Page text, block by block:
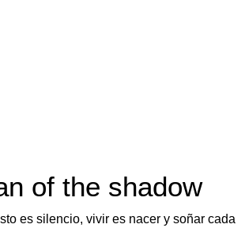
of the shadow
es silencio, vivir es nacer y soñar cada